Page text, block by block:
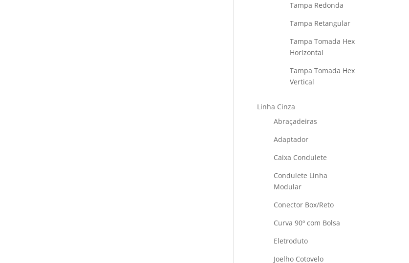
Tampa Redonda
Tampa Retangular
Tampa Tomada Hex
Horizontal
Tampa Tomada Hex
Vertical
Linha Cinza
Abraçadeiras
Adaptador
Caixa Condulete
Condulete Linha
Modular
Conector Box/Reto
Curva 90º com Bolsa
Eletroduto
Joelho Cotovelo